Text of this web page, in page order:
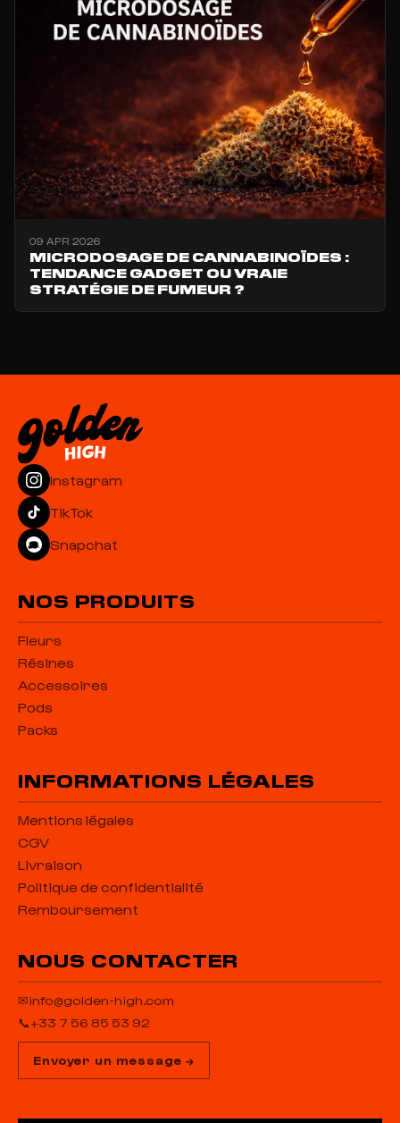
09 APR 2026
MICRODOSAGE DE CANNABINOÏDES :
TENDANCE GADGET OU VRAIE
STRATÉGIE DE FUMEUR ?
Instagram
TikTok
Snapchat
NOS PRODUITS
Fleurs
Résines
Accessoires
Pods
Packs
INFORMATIONS LÉGALES
Mentions légales
CGV
Livraison
Politique de confidentialité
Remboursement
NOUS CONTACTER
✉info@golden-high.com
📞+33 7 56 85 53 92
Envoyer un message →